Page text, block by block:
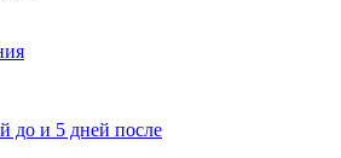
до и 5 дней после